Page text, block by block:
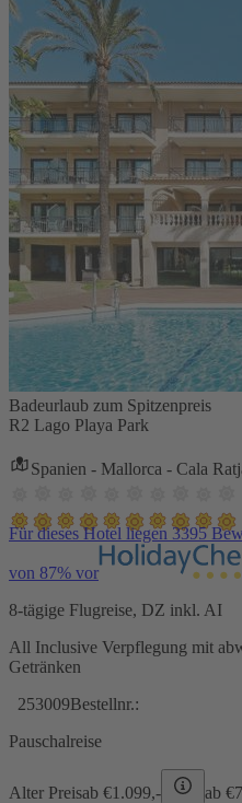
Badeurlaub zum Spitzenpreis
R2 Lago Playa Park
Spanien - Mallorca - Cala
Für dieses Hotel liegen 3395
von 87% vor
8-tägige Flugreise, DZ inkl. AI
All Inclusive Verpflegung mit
Getränken
253009Bestellnr.:
Pauschalreise
Alter Preisab €1.099,- ab €